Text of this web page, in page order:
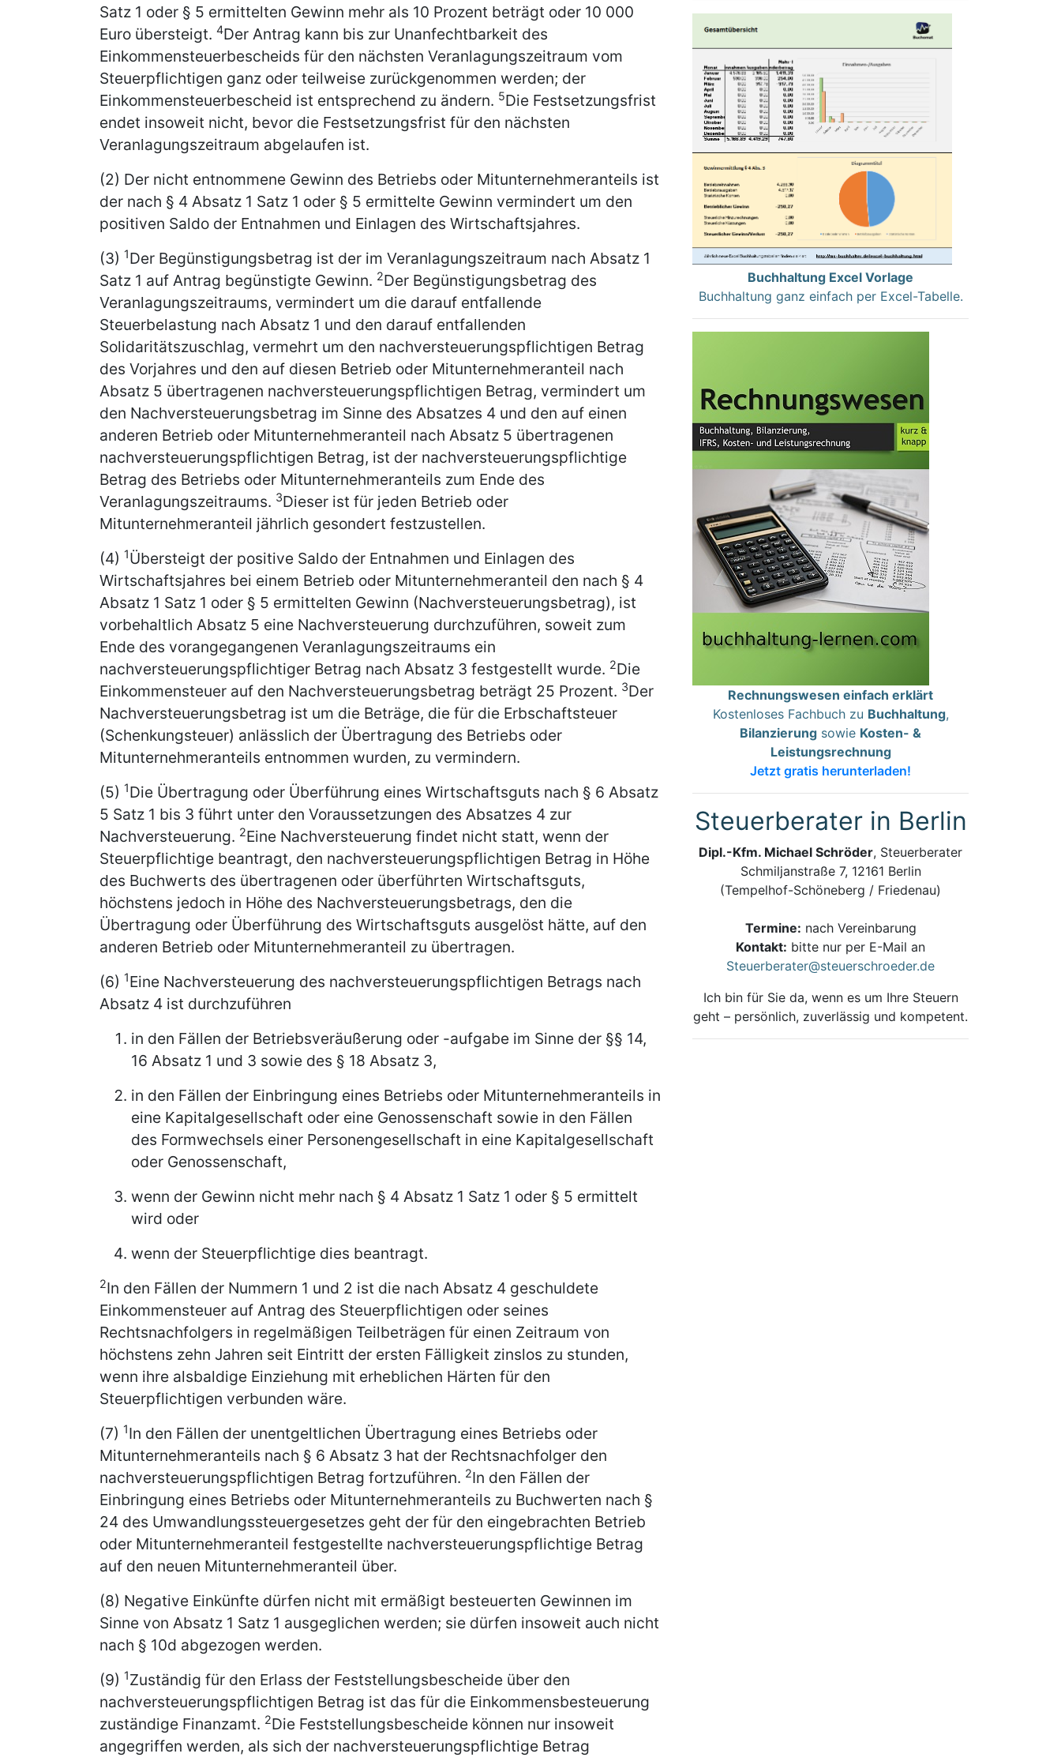
Satz 1 oder § 5 ermittelten Gewinn mehr als 10 Prozent beträgt oder 10 000
Euro übersteigt. 4Der Antrag kann bis zur Unanfechtbarkeit des
Einkommensteuerbescheids für den nächsten Veranlagungszeitraum vom
Steuerpflichtigen ganz oder teilweise zurückgenommen werden; der
Einkommensteuerbescheid ist entsprechend zu ändern. 5Die Festsetzungsfrist
endet insoweit nicht, bevor die Festsetzungsfrist für den nächsten
Veranlagungszeitraum abgelaufen ist.
(2) Der nicht entnommene Gewinn des Betriebs oder Mitunternehmeranteils ist
der nach § 4 Absatz 1 Satz 1 oder § 5 ermittelte Gewinn vermindert um den
positiven Saldo der Entnahmen und Einlagen des Wirtschaftsjahres.
(3) 1Der Begünstigungsbetrag ist der im Veranlagungszeitraum nach Absatz 1
Satz 1 auf Antrag begünstigte Gewinn. 2Der Begünstigungsbetrag des
Veranlagungszeitraums, vermindert um die darauf entfallende
Steuerbelastung nach Absatz 1 und den darauf entfallenden
Solidaritätszuschlag, vermehrt um den nachversteuerungspflichtigen Betrag
des Vorjahres und den auf diesen Betrieb oder Mitunternehmeranteil nach
Absatz 5 übertragenen nachversteuerungspflichtigen Betrag, vermindert um
den Nachversteuerungsbetrag im Sinne des Absatzes 4 und den auf einen
anderen Betrieb oder Mitunternehmeranteil nach Absatz 5 übertragenen
nachversteuerungspflichtigen Betrag, ist der nachversteuerungspflichtige
Betrag des Betriebs oder Mitunternehmeranteils zum Ende des
Veranlagungszeitraums. 3Dieser ist für jeden Betrieb oder
Mitunternehmeranteil jährlich gesondert festzustellen.
(4) 1Übersteigt der positive Saldo der Entnahmen und Einlagen des
Wirtschaftsjahres bei einem Betrieb oder Mitunternehmeranteil den nach § 4
Absatz 1 Satz 1 oder § 5 ermittelten Gewinn (Nachversteuerungsbetrag), ist
vorbehaltlich Absatz 5 eine Nachversteuerung durchzuführen, soweit zum
Ende des vorangegangenen Veranlagungszeitraums ein
nachversteuerungspflichtiger Betrag nach Absatz 3 festgestellt wurde. 2Die
Einkommensteuer auf den Nachversteuerungsbetrag beträgt 25 Prozent. 3Der
Nachversteuerungsbetrag ist um die Beträge, die für die Erbschaftsteuer
(Schenkungsteuer) anlässlich der Übertragung des Betriebs oder
Mitunternehmeranteils entnommen wurden, zu vermindern.
(5) 1Die Übertragung oder Überführung eines Wirtschaftsguts nach § 6 Absatz
5 Satz 1 bis 3 führt unter den Voraussetzungen des Absatzes 4 zur
Nachversteuerung. 2Eine Nachversteuerung findet nicht statt, wenn der
Steuerpflichtige beantragt, den nachversteuerungspflichtigen Betrag in Höhe
des Buchwerts des übertragenen oder überführten Wirtschaftsguts,
höchstens jedoch in Höhe des Nachversteuerungsbetrags, den die
Übertragung oder Überführung des Wirtschaftsguts ausgelöst hätte, auf den
anderen Betrieb oder Mitunternehmeranteil zu übertragen.
(6) 1Eine Nachversteuerung des nachversteuerungspflichtigen Betrags nach
Absatz 4 ist durchzuführen
in den Fällen der Betriebsveräußerung oder -aufgabe im Sinne der §§ 14,
16 Absatz 1 und 3 sowie des § 18 Absatz 3,
in den Fällen der Einbringung eines Betriebs oder Mitunternehmeranteils in
eine Kapitalgesellschaft oder eine Genossenschaft sowie in den Fällen
des Formwechsels einer Personengesellschaft in eine Kapitalgesellschaft
oder Genossenschaft,
wenn der Gewinn nicht mehr nach § 4 Absatz 1 Satz 1 oder § 5 ermittelt
wird oder
wenn der Steuerpflichtige dies beantragt.
2In den Fällen der Nummern 1 und 2 ist die nach Absatz 4 geschuldete
Einkommensteuer auf Antrag des Steuerpflichtigen oder seines
Rechtsnachfolgers in regelmäßigen Teilbeträgen für einen Zeitraum von
höchstens zehn Jahren seit Eintritt der ersten Fälligkeit zinslos zu stunden,
wenn ihre alsbaldige Einziehung mit erheblichen Härten für den
Steuerpflichtigen verbunden wäre.
(7) 1In den Fällen der unentgeltlichen Übertragung eines Betriebs oder
Mitunternehmeranteils nach § 6 Absatz 3 hat der Rechtsnachfolger den
nachversteuerungspflichtigen Betrag fortzuführen. 2In den Fällen der
Einbringung eines Betriebs oder Mitunternehmeranteils zu Buchwerten nach §
24 des Umwandlungssteuergesetzes geht der für den eingebrachten Betrieb
oder Mitunternehmeranteil festgestellte nachversteuerungspflichtige Betrag
auf den neuen Mitunternehmeranteil über.
(8) Negative Einkünfte dürfen nicht mit ermäßigt besteuerten Gewinnen im
Sinne von Absatz 1 Satz 1 ausgeglichen werden; sie dürfen insoweit auch nicht
nach § 10d abgezogen werden.
(9) 1Zuständig für den Erlass der Feststellungsbescheide über den
nachversteuerungspflichtigen Betrag ist das für die Einkommensbesteuerung
zuständige Finanzamt. 2Die Feststellungsbescheide können nur insoweit
angegriffen werden, als sich der nachversteuerungspflichtige Betrag
Buchhaltung Excel Vorlage
Buchhaltung ganz einfach per Excel-Tabelle.
Rechnungswesen einfach erklärt
Kostenloses Fachbuch zu Buchhaltung,
Bilanzierung sowie Kosten- &
Leistungsrechnung
Jetzt gratis herunterladen!
Steuerberater in Berlin
Dipl.-Kfm. Michael Schröder, Steuerberater
Schmiljanstraße 7, 12161 Berlin
(Tempelhof-Schöneberg / Friedenau)
Termine: nach Vereinbarung
Kontakt: bitte nur per E-Mail an
Steuerberater@steuerschroeder.de
Ich bin für Sie da, wenn es um Ihre Steuern
geht – persönlich, zuverlässig und kompetent.